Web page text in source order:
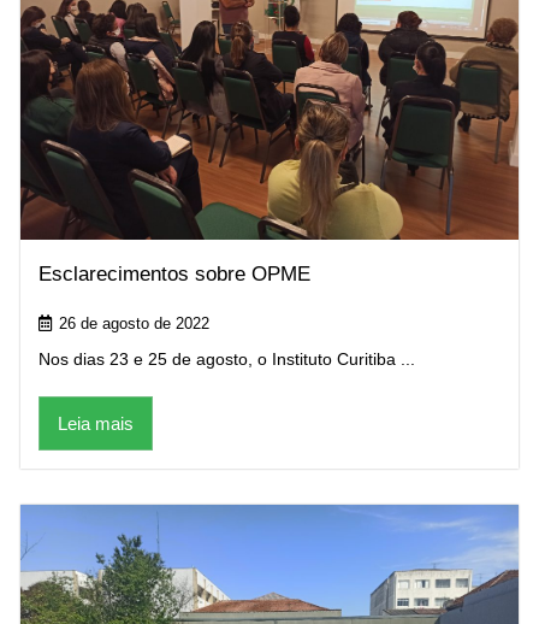
Esclarecimentos sobre OPME
26 de agosto de 2022
Nos dias 23 e 25 de agosto, o Instituto Curitiba ...
Leia mais